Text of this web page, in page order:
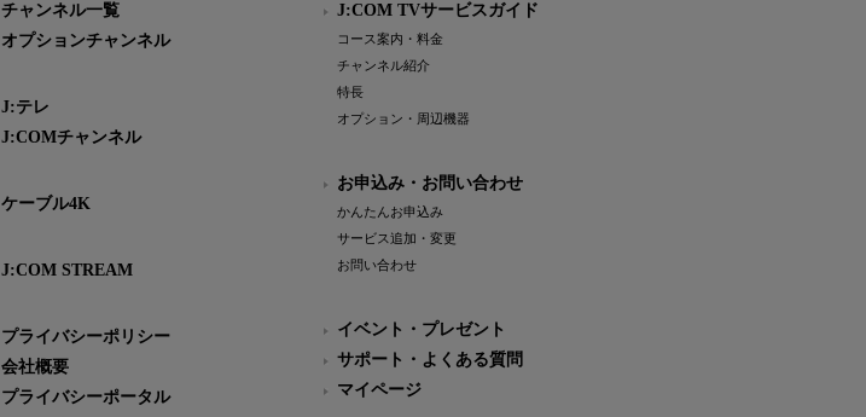
チャンネル一覧
オプションチャンネル
J:テレ
J:COMチャンネル
ケーブル4K
J:COM STREAM
プライバシーポリシー
会社概要
プライバシーポータル
J:COM TVサービスガイド
コース案内・料金
チャンネル紹介
特長
オプション・周辺機器
お申込み・お問い合わせ
かんたんお申込み
サービス追加・変更
お問い合わせ
イベント・プレゼント
サポート・よくある質問
マイページ